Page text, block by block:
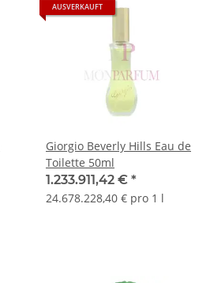
AUSVERKAUFT
Giorgio Beverly Hills Eau de
Toilette 50ml
1.233.911,42 € *
24.678.228,40 € pro 1 l